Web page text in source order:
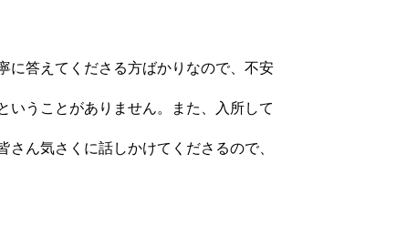
に答えてくださる方ばかりなので、不安
いうことがありません。また、入所して
さん気さくに話しかけてくださるので、